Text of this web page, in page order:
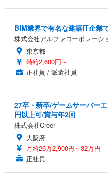
BIM業界で有名な建築IT企業
株式会社アルファコーポレーシ
東京都
時給2,600円～
正社員 / 派遣社員
27卒・新卒/ゲームサーバー
円以上可/賞与年2回
株式会社Creer
大阪府
月給26万2,900円～32万円
正社員